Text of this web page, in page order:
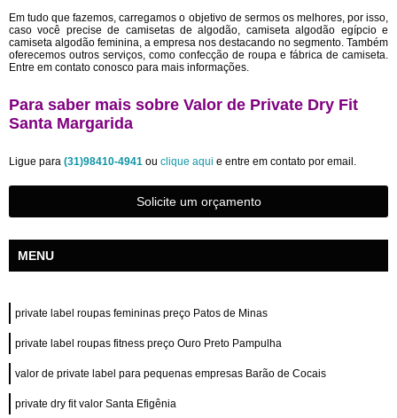
Em tudo que fazemos, carregamos o objetivo de sermos os melhores, por isso,
caso você precise de camisetas de algodão, camiseta algodão egípcio e
camiseta algodão feminina, a empresa nos destacando no segmento. Também
oferecemos outros serviços, como confecção de roupa e fábrica de camiseta.
Entre em contato conosco para mais informações.
Para saber mais sobre Valor de Private Dry Fit
Santa Margarida
Ligue para (31)98410-4941 ou clique aqui e entre em contato por email.
Solicite um orçamento
MENU
private label roupas femininas preço Patos de Minas
private label roupas fitness preço Ouro Preto Pampulha
valor de private label para pequenas empresas Barão de Cocais
private dry fit valor Santa Efigênia